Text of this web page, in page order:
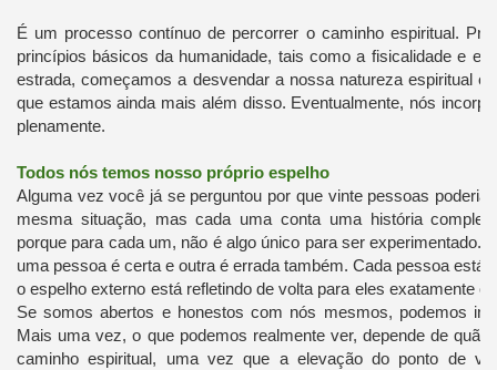
É um processo contínuo de percorrer o caminho espiritual.
princípios básicos da humanidade, tais como a fisicalidade e
estrada, começamos a desvendar a nossa natureza espiritual
que estamos ainda mais além disso. Eventualmente, nós
plenamente.
Todos nós temos nosso próprio espelho
Alguma vez você já se perguntou por que vinte pessoas
mesma situação, mas cada uma conta uma história
porque para cada um, não é algo único para ser experimentado.
uma pessoa é certa e outra é errada também. Cada pessoa está
o espelho externo está refletindo de volta para eles exatamente o
Se somos abertos e honestos com nós mesmos, podemos
Mais uma vez, o que podemos realmente ver, depende de
caminho espiritual, uma vez que a elevação do ponto de